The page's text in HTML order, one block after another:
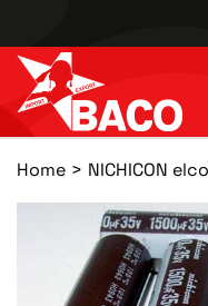
Home NICHICON